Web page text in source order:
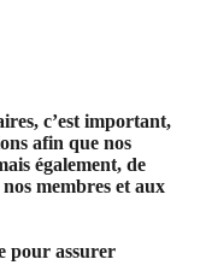
c’est important,
afin que nos
également, de
membres et aux
pour assurer